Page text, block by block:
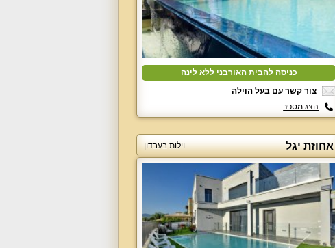
כניסה להבית האורבני ללא לינה
צור קשר עם בעל הוילה
הצג מספר
אחוזת יגל וילות בעבדון